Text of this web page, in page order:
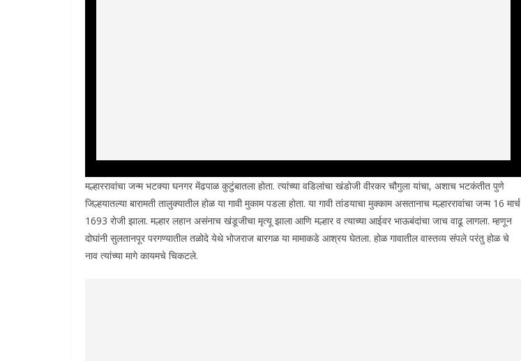
मल्हाररावांचा जन्म भटक्या घनगर मेंढपाळ कुटुंबातला होता. त्यांच्या वडिलांचा खंडोजी वीरकर चौगुला यांचा, अशाच भटकंतीत पुणे
जिल्हयातल्या बारामती तालुक्यातील होळ या गावी मुकाम पडला होता. या गावी तांडयाचा मुक्काम असतानाच मल्हाररावांचा जन्म 16 मार्च
1693 रोजी झाला. मल्हार लहान असंनाच खंडूजीचा मृत्यू झाला आणि मल्हार व त्याच्या आईवर भाऊबंदांचा जाच वाढू लागला. म्हणून
दोघांनी सुलतानपूर परगण्यातील तळोदे येथे भोजराज बारगळ या मामाकडे आश्रय घेतला. होळ गावातील वास्तव्य संपले परंतु होळ चे
नाव त्यांच्या मागे कायमचे चिकटले.